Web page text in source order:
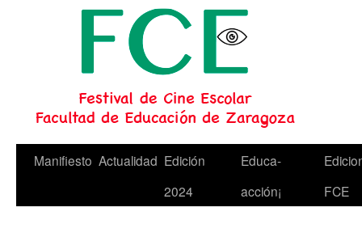
Saltar
Manifiesto Actualidad Edición
2024
Educa-
acción¡
FCE